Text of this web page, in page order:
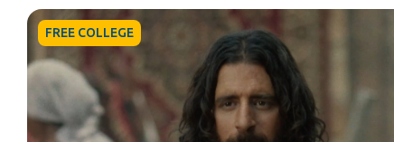
FREE COLLEGE